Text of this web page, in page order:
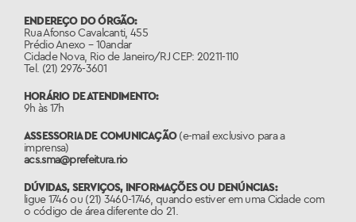
ENDEREÇO DO ÓRGÃO:
Rua Afonso Cavalcanti, 455
Prédio Anexo – 10andar
Cidade Nova, Rio de Janeiro/RJ CEP: 20211-110
Tel. (21) 2976-3601
HORÁRIO DE ATENDIMENTO:
9h às 17h
ASSESSORIA DE COMUNICAÇÃO(e-mail exclusivo para a
imprensa)
acs.sma@prefeitura.rio
DÚVIDAS, SERVIÇOS, INFORMAÇÕES OU DENÚNCIAS:
ligue 1746 ou (21) 3460-1746, quando estiver em uma Cidade com
o código de área diferente do 21.